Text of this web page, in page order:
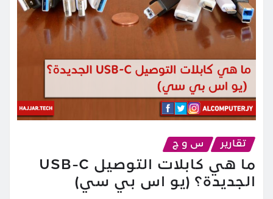
تقارير س و ج
ما هي كابلات التوصيل USB-C
الجديدة؟ (يو اس بي سي)